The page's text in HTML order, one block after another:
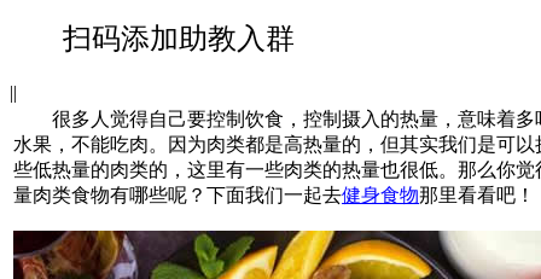
扫码添加助教入群
||
很多人觉得自己要控制饮食，控制摄入的热量，意味着多
水果，不能吃肉。因为肉类都是高热量的，但其实我们是可以
些低热量的肉类的，这里有一些肉类的热量也很低。那么你觉
量肉类食物有哪些呢？下面我们一起去健身食物那里看看吧！